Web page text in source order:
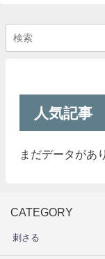
人気記事
まだデータがあ
CATEGORY
刺さる